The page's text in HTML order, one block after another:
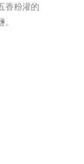
香粉灌的